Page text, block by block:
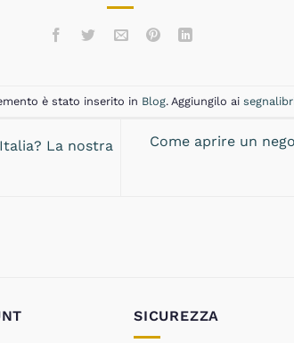
è stato inserito in Blog. Aggiungilo ai
La nostra
Come aprire un
SICUREZZA